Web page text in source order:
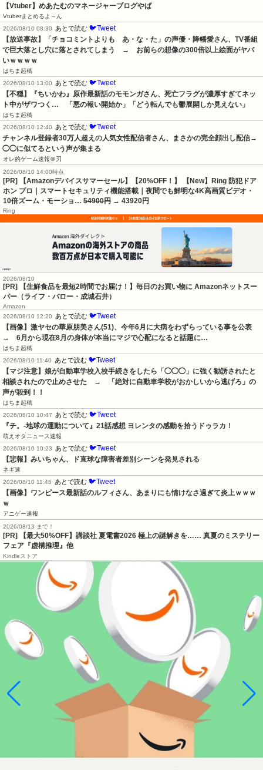
【Vtuber】めあたむのマネージャーブログやば
Vtuberまとめるよ～ん
2026/08/10 08:30 あとで読む 🐦Tweet
【放送事故】「チョコミントよりも　あ・な・た」の声優・降幡愛さん、TV番組
で巨大落とし穴に落とされてしまう　→　お前らの想像の300倍以上絵面がヤバ
いｗｗｗｗ
はちま起稿
2026/08/10 13:00 あとで読む 🐦Tweet
【不穏】『ちいかわ』原作最新話のモモンガさん、死亡フラグが濃厚すぎてネッ
ト中がザワつく…　「悪の報い開始か」「どう転んでも鬱展開しか見えない」
はちま起稿
2026/08/10 12:40 あとで読む 🐦Tweet
チャンネル登録者30万人超えの人気女性配信者さん、まさかの完全顔出し配信→
◯◯に似てるという声が集まる
オレ的ゲーム速報＠刃
2026/08/10 14:00時点
[PR] 【Amazonデバイスサマーセール】【20%OFF！】 【New】Ring 防犯ドア
ホン プロ｜スマートセキュリティ機能搭載｜夜間でも鮮明な4K高画質ビデオ・
10倍ズーム・モーショ… 54900円 → 43920円
Ring
2026/08/10
[PR] 【生鮮食品を最短2時間でお届け！】毎日のお買い物に Amazonネットスー
パー（ライフ・バロー・成城石井）
Amazon
2026/08/10 12:20 あとで読む 🐦Tweet
【画像】激ヤセの華原朋美さん(51)、今年6月に大病をわずらっている事を公表
→　6月から現在8月の身体が本当にマジで心配になると話題に…
はちま起稿
2026/08/10 11:40 あとで読む 🐦Tweet
【マジ注意】娘が自動車学校入校手続きをしたら「◯◯◯」に強く勧誘されたと
相談されたので止めさせた　→　「絶対に自動車学校がおかしいから逃げろ」の
声が殺到！！
はちま起稿
2026/08/10 10:47 あとで読む 🐦Tweet
『チ。-地球の運動について』21話感想 ヨレンタの感動を拾うドゥラカ！
萌えオタニュース速報
2026/08/10 10:23 あとで読む 🐦Tweet
【悲報】みいちゃん、ド直球な障害者差別シーンを発見される
ネギ速
2026/08/10 11:45 あとで読む 🐦Tweet
【画像】ワンピース最新話のルフィさん、あまりにも情けなさ過ぎて炎上ｗｗｗ
ｗ
アニゲー速報
2026/08/13 まで！
[PR] 【最大50%OFF】講談社 夏電書2026 極上の謎解きを…… 真夏のミステリー
フェア『虚構推理』他
Kindleストア